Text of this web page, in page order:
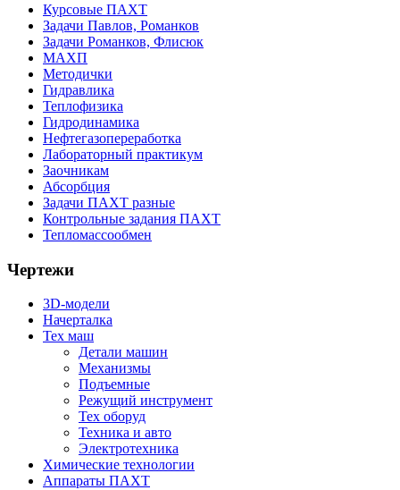
Курсовые ПАХТ
Задачи Павлов, Романков
Задачи Романков, Флисюк
МАХП
Методички
Гидравлика
Теплофизика
Гидродинамика
Нефтегазопереработка
Лабораторный практикум
Заочникам
Абсорбция
Задачи ПАХТ разные
Контрольные задания ПАХТ
Тепломассообмен
Чертежи
3D-модели
Начерталка
Тех маш
Детали машин
Механизмы
Подъемные
Режущий инструмент
Тех оборуд
Техника и авто
Электротехника
Химические технологии
Аппараты ПАХТ